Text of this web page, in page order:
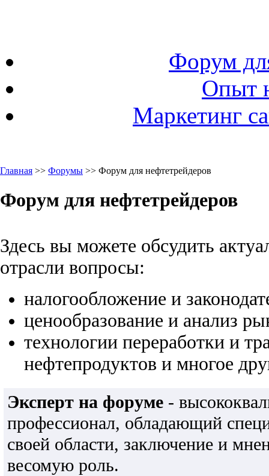
Форум
Опыт
Маркетинг
Главная >> Форумы >> Форум для нефтетрейдеров
Форум для нефтетрейдеров
Здесь вы можете обсудить
отрасли вопросы:
налогообложение и
ценообразование и анализ
технологии переработки и
нефтепродуктов и многое
Эксперт на форуме -
профессионал, обладающий
своей области, заключение и
весомую роль.